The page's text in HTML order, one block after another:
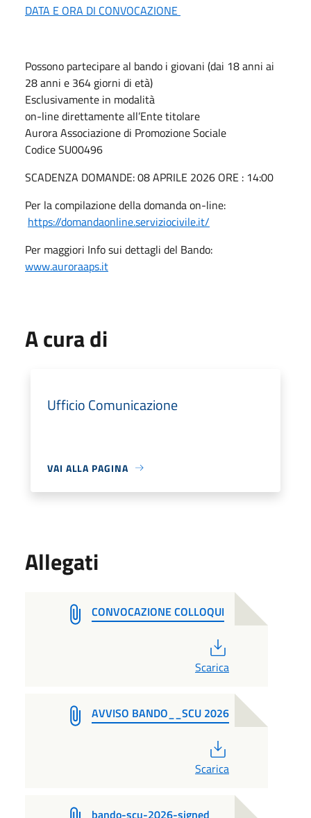
DATA E ORA DI CONVOCAZIONE
Possono partecipare al bando i giovani (dai 18 anni ai
28 anni e 364 giorni di età)
Esclusivamente in modalità
on-line direttamente all’Ente titolare
Aurora Associazione di Promozione Sociale
Codice SU00496
SCADENZA DOMANDE: 08 APRILE 2026 ORE : 14:00
Per la compilazione della domanda on-line:
https://domandaonline.serviziocivile.it/
Per maggiori Info sui dettagli del Bando:
www.auroraaps.it
A cura di
Ufficio Comunicazione
VAI ALLA PAGINA
Allegati
CONVOCAZIONE COLLOQUI
Scarica
AVVISO BANDO__SCU 2026
Scarica
bando-scu-2026-signed